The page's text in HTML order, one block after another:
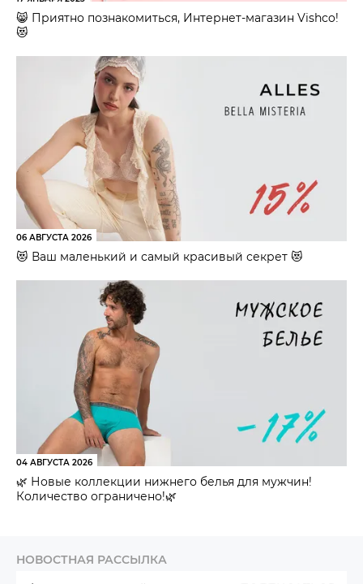
😸 Приятно познакомиться, Интернет-магазин Vishco!
😻
06 АВГУСТА 2026
😻 Ваш маленький и самый красивый секрет 😻
04 АВГУСТА 2026
🌿 Новые коллекции нижнего белья для мужчин!
Количество ограничено!🌿
НОВОСТНАЯ РАССЫЛКА